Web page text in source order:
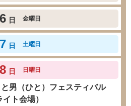
日 金曜日
日 土曜日
日 日曜日
と男（ひと）フェスティバル
ト会場）